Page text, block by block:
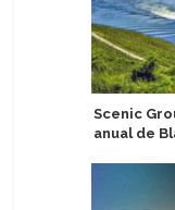
Scenic
anual de